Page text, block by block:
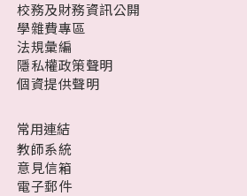
校務及財務資訊公開
學雜費專區
法規彙編
隱私權政策聲明
個資提供聲明
常用連結
教師系統
意見信箱
電子郵件